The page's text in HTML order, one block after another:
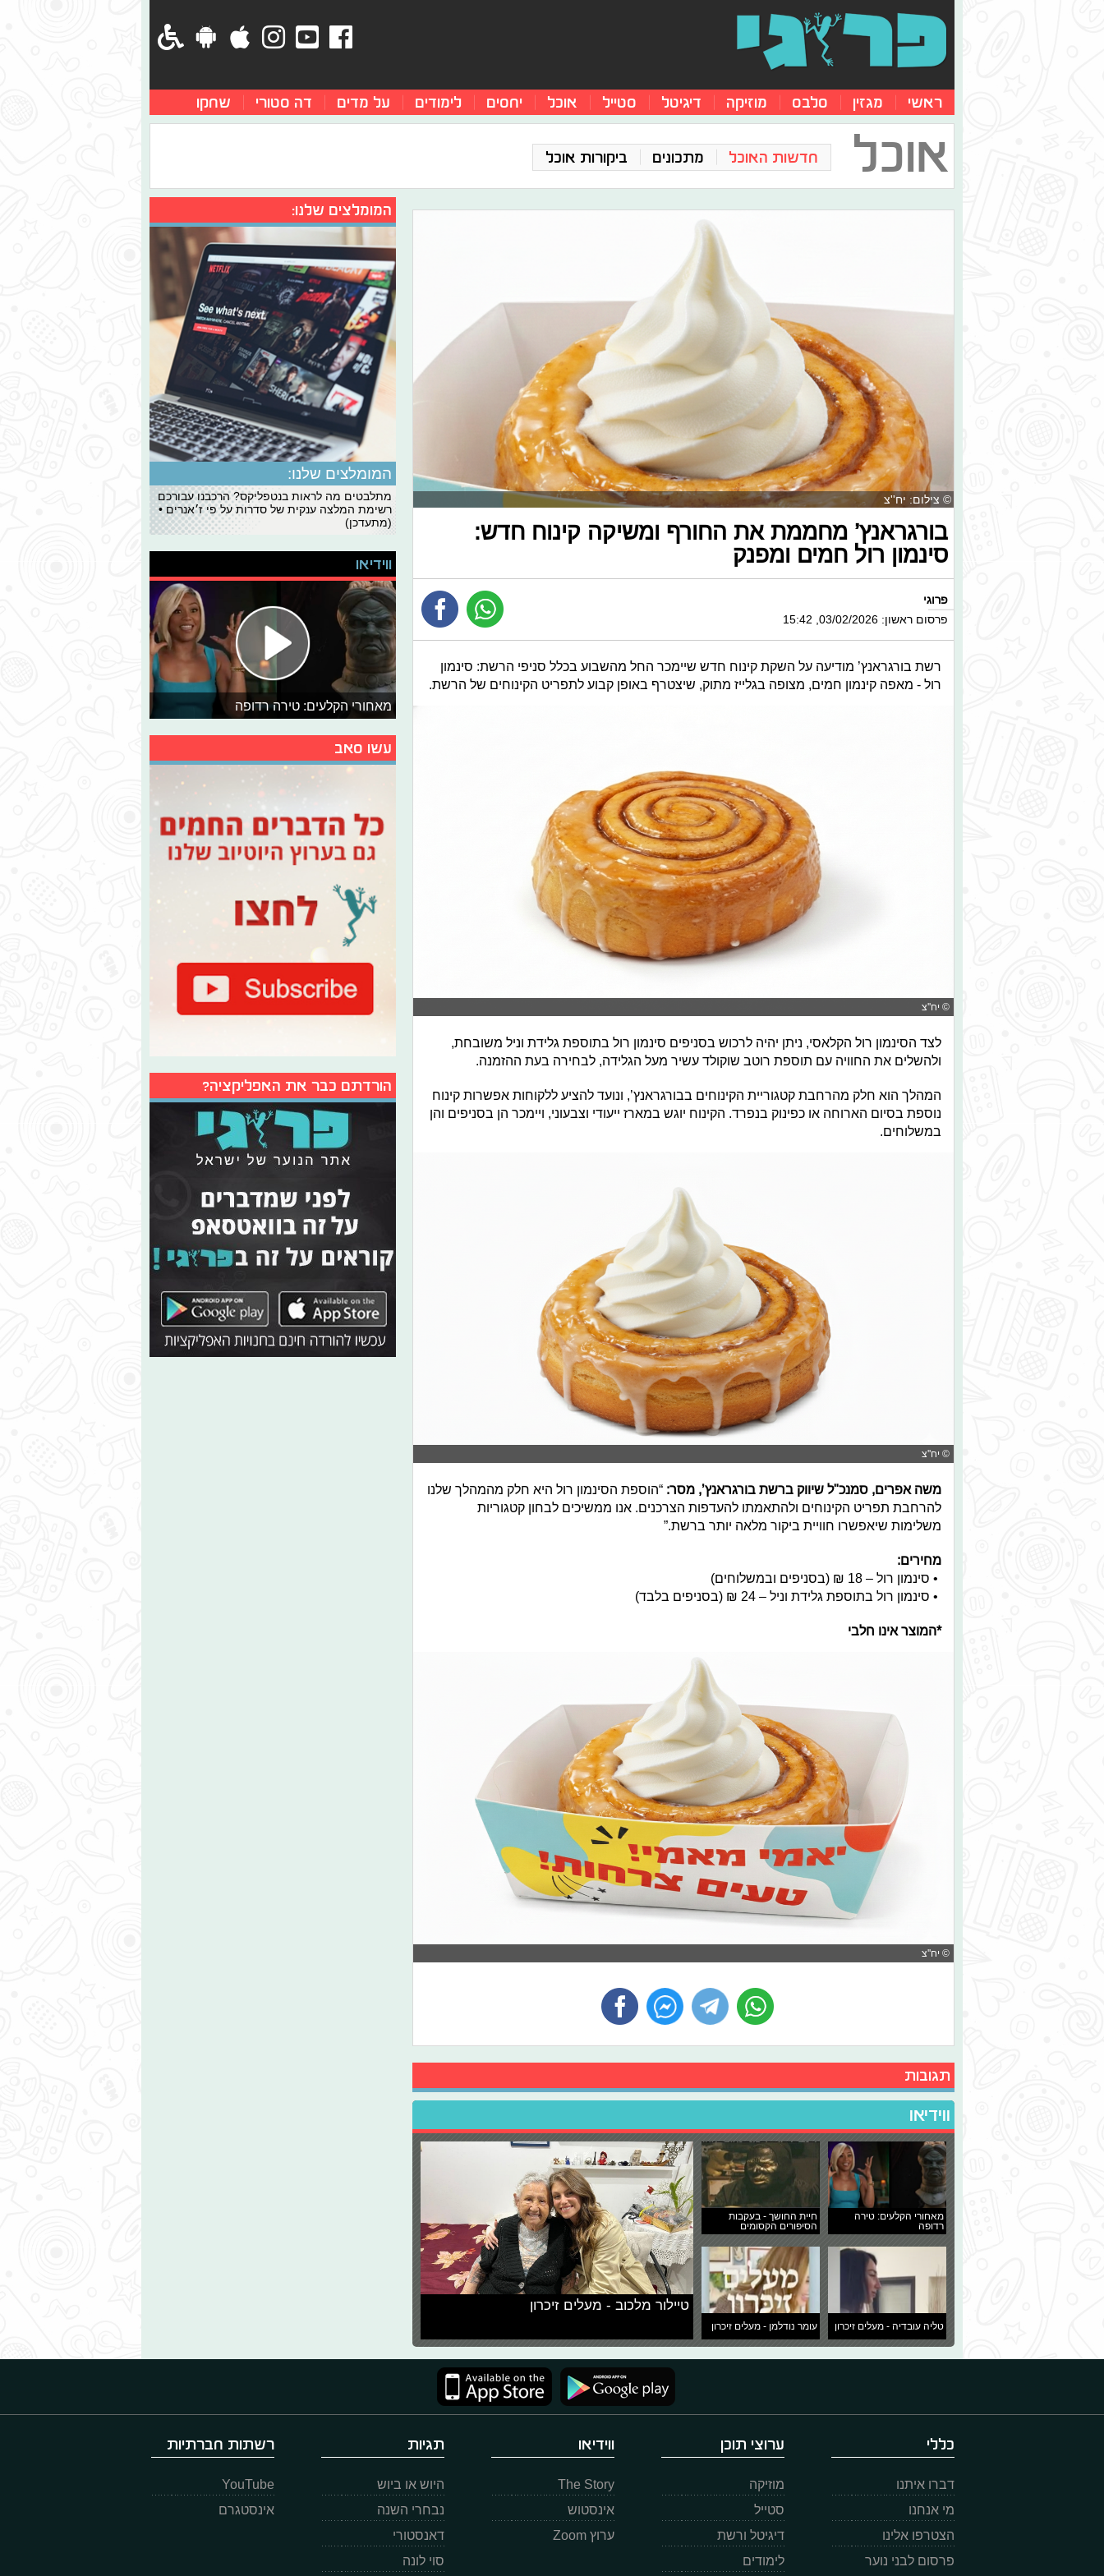
ראשי מגזין סלבס מוזיקה דיגיטל סטייל אוכל יחסים לימודים על מדים דה סטורי שחקו
אוכל חדשות האוכל מתכונים ביקורות אוכל
© צילום: יח''צ
בורגראנץ’ מחממת את החורף ומשיקה קינוח חדש:
סינמון רול חמים ומפנק
פרוגי
פרסום ראשון: 03/02/2026, 15:42
רשת בורגראנץ’ מודיעה על השקת קינוח חדש שיימכר החל מהשבוע בכלל סניפי הרשת: סינמון
רול - מאפה קינמון חמים, מצופה בגלייז מתוק, שיצטרף באופן קבוע לתפריט הקינוחים של הרשת.
© יח''צ
לצד הסינמון רול הקלאסי, ניתן יהיה לרכוש בסניפים סינמון רול בתוספת גלידת וניל משובחת,
ולהשלים את החוויה עם תוספת רוטב שוקולד עשיר מעל הגלידה, לבחירה בעת ההזמנה.
המהלך הוא חלק מהרחבת קטגוריית הקינוחים בבורגראנץ’, ונועד להציע ללקוחות אפשרות קינוח
נוספת בסיום הארוחה או כפינוק בנפרד. הקינוח יוגש במארז ייעודי וצבעוני, ויימכר הן בסניפים והן
במשלוחים.
© יח''צ
משה אפרים, סמנכ"ל שיווק ברשת בורגראנץ’, מסר: “הוספת הסינמון רול היא חלק מהמהלך שלנו
להרחבת תפריט הקינוחים ולהתאמתו להעדפות הצרכנים. אנו ממשיכים לבחון קטגוריות
משלימות שיאפשרו חוויית ביקור מלאה יותר ברשת.”
מחירים:
• סינמון רול – 18 ₪ (בסניפים ובמשלוחים)
• סינמון רול בתוספת גלידת וניל – 24 ₪ (בסניפים בלבד)
*המוצר אינו חלבי
© יח''צ
תגובות
ווידיאו
מאחורי הקלעים: טירה
רדופה
חיית החושך - בעקבות
הסיפורים הקסומים
טליה עובדיה - מעלים זיכרון עומר נודלמן - מעלים זיכרון
טיילור מלכוב - מעלים זיכרון
המומלצים שלנו:
המומלצים שלנו:
מתלבטים מה לראות בנטפליקס? הרכבנו עבורכם
רשימת המלצה ענקית של סדרות על פי ז׳אנרים •
(מתעדכן)
ווידיאו
מאחורי הקלעים: טירה רדופה
עשו סאב
הורדתם כבר את האפליקציה?
כללי
דברו איתנו
מי אנחנו
הצטרפו אלינו
פרסום לבני נוער
ערוצי תוכן
מוזיקה
סטייל
דיגיטל ורשת
לימודים
ווידיאו
The Story
אינסטוש
ערוץ Zoom
תגיות
היוש או ביוש
נבחרי השנה
דאנסטורי
סוי לונה
רשתות חברתיות
YouTube
אינסטגרם